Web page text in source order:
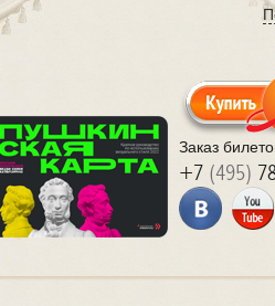
Заказ
+7 (495)